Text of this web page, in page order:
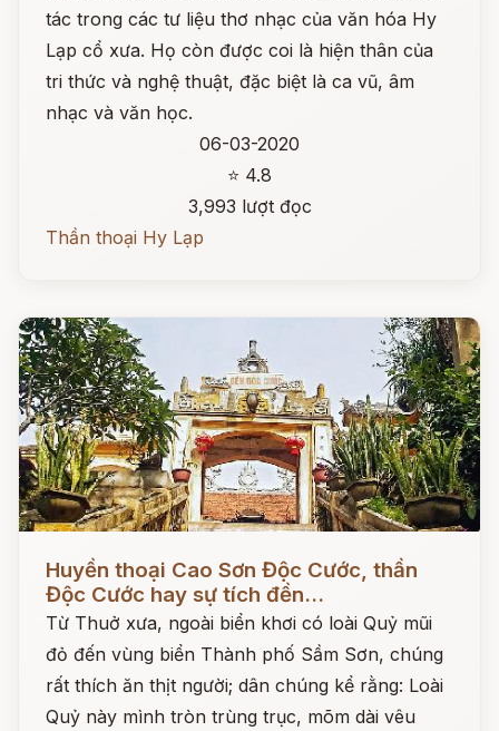
tác trong các tư liệu thơ nhạc của văn hóa Hy
Lạp cổ xưa. Họ còn được coi là hiện thân của
tri thức và nghệ thuật, đặc biệt là ca vũ, âm
nhạc và văn học.
06-03-2020
⭐ 4.8
3,993 lượt đọc
Thần thoại Hy Lạp
Đọc ngay
Huyền thoại Cao Sơn Độc Cước, thần
Độc Cước hay sự tích đền...
Từ Thuở xưa, ngoài biển khơi có loài Quỷ mũi
đỏ đến vùng biển Thành phố Sầm Sơn, chúng
rất thích ăn thịt người; dân chúng kể rằng: Loài
Quỷ này mình tròn trùng trục, mõm dài vêu